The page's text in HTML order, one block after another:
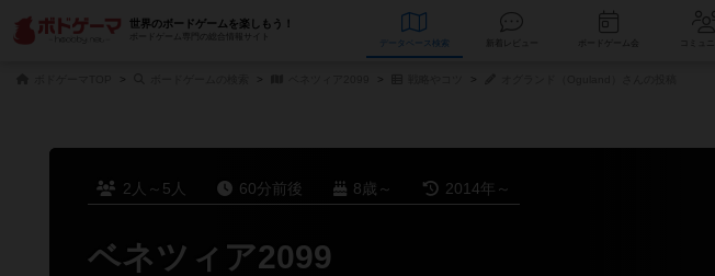
世界のボードゲームを楽しもう！
ボードゲーム専門の総合情報サイト
データベース
2人～5人 60分前後 8歳～ 2014年～
ベネツィア2099